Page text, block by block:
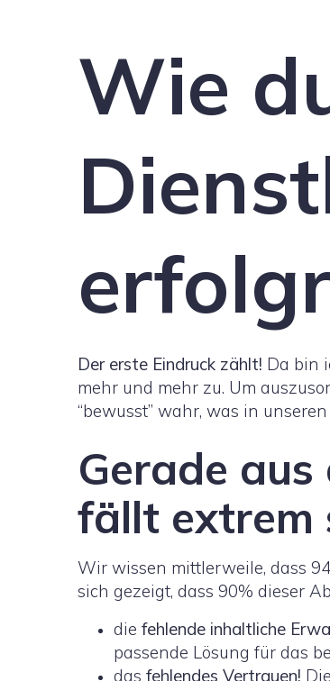
Wie
Der erste Eindruck zählt! Da bin
mehr und mehr zu. Um
“bewusst” wahr, was in
Gerade
fällt extrem
Wir wissen mittlerweile, dass
sich gezeigt, dass 90% dieser
die fehlende inhaltliche
passende Lösung für das
das fehlendes Vertrauen!